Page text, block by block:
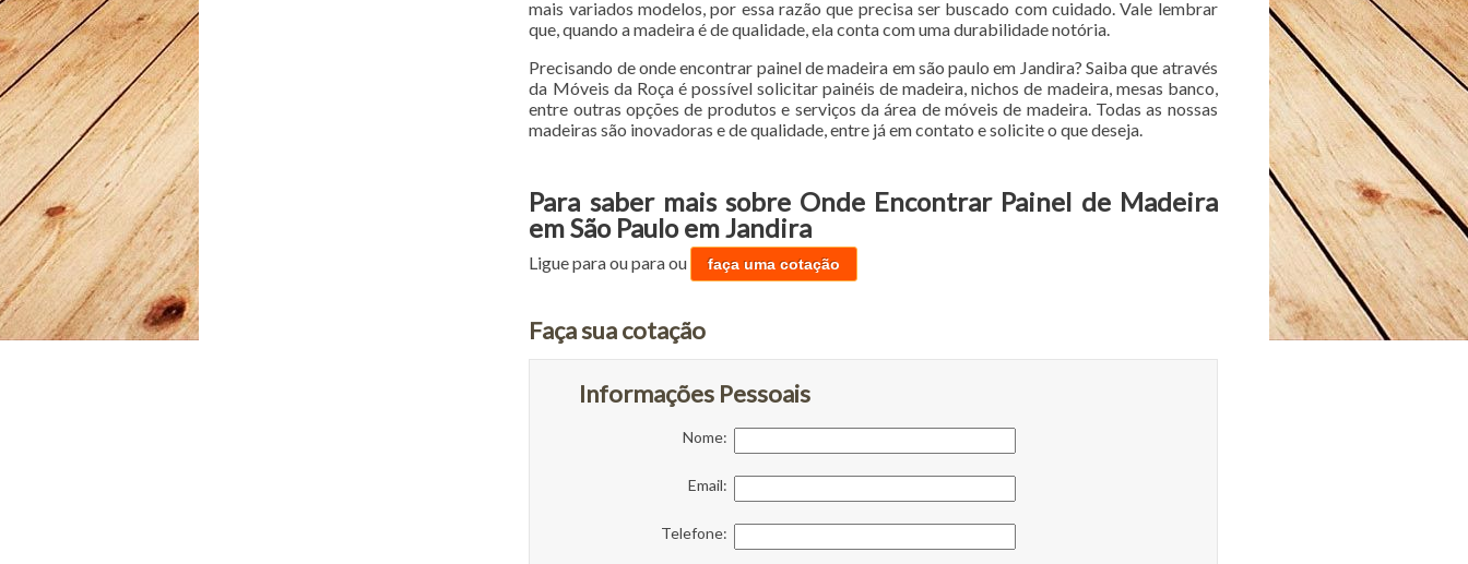
mais variados modelos, por essa razão que precisa ser buscado com cuidado. Vale lembrar
que, quando a madeira é de qualidade, ela conta com uma durabilidade notória.
Precisando de onde encontrar painel de madeira em são paulo em Jandira? Saiba que através
da Móveis da Roça é possível solicitar painéis de madeira, nichos de madeira, mesas banco,
entre outras opções de produtos e serviços da área de móveis de madeira. Todas as nossas
madeiras são inovadoras e de qualidade, entre já em contato e solicite o que deseja.
Para saber mais sobre Onde Encontrar Painel de Madeira
em São Paulo em Jandira
Ligue paraou paraou faça uma cotação
Faça sua cotação
Informações Pessoais
Nome:
Email:
Telefone: